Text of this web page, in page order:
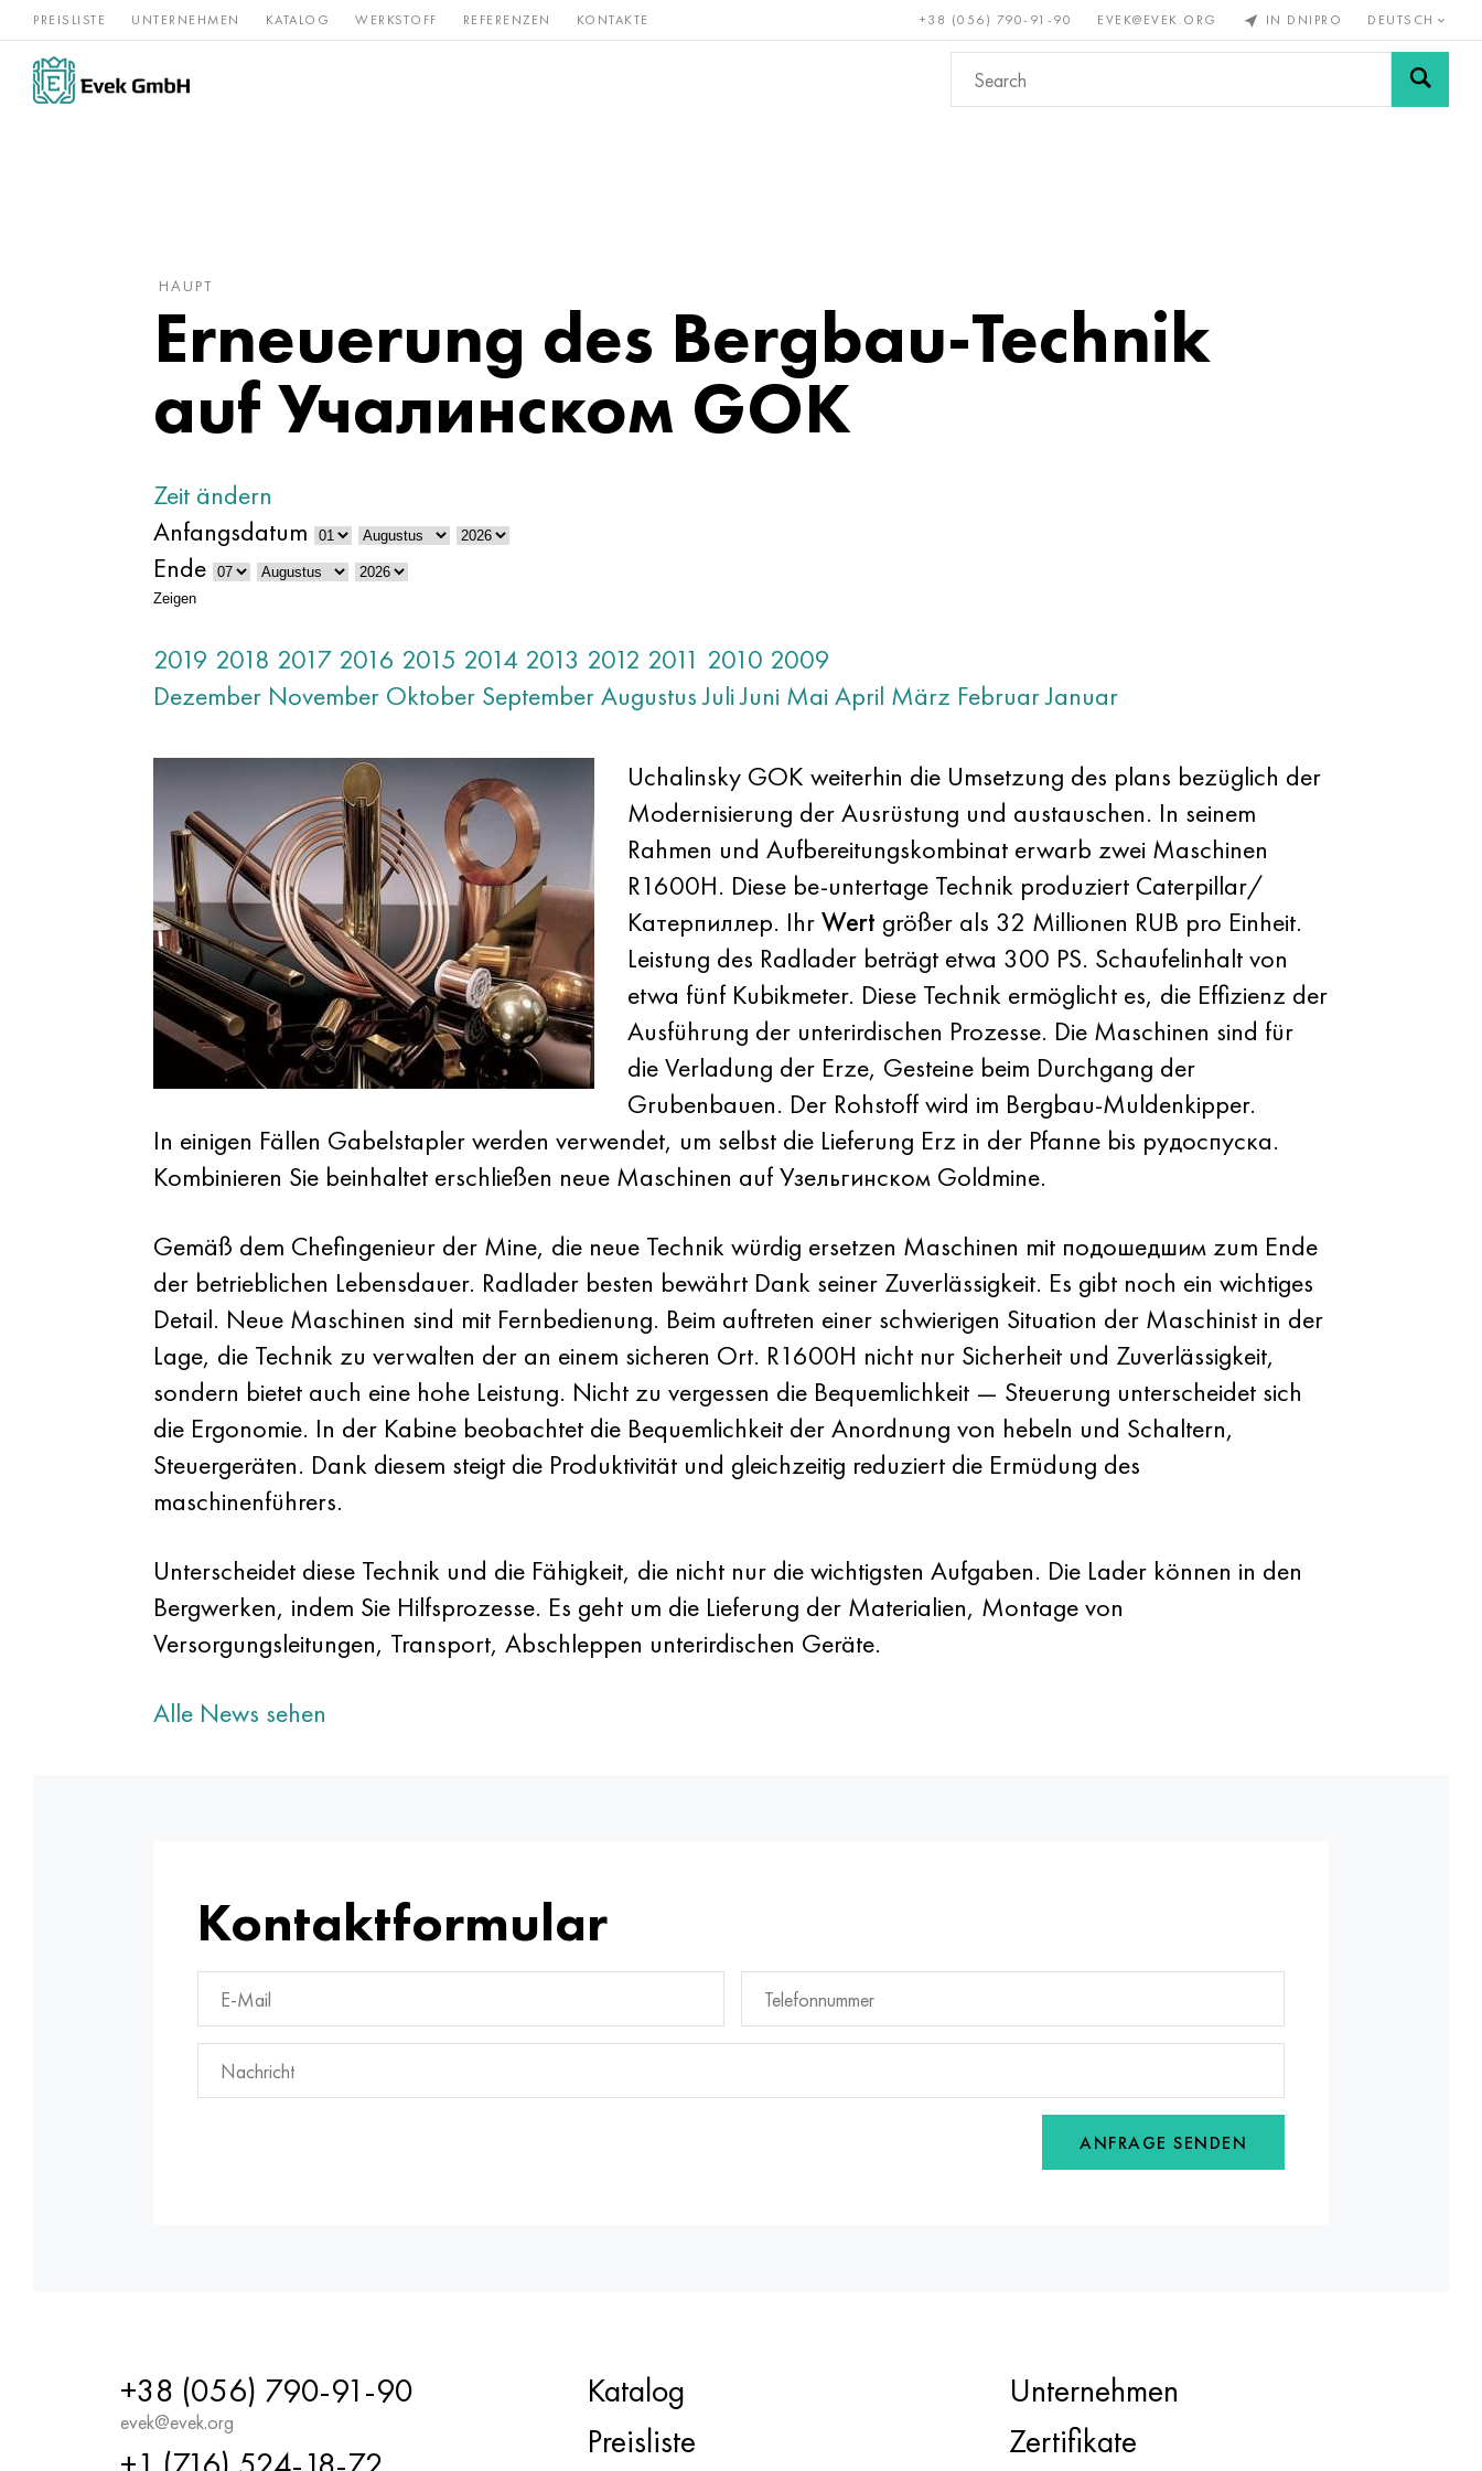
PREISLISTE UNTERNEHMEN KATALOG WERKSTOFF REFERENZEN KONTAKTE +38 (056) 790-91-90 EVEK@EVEK.ORG IN DNIPRO DEUTSCH
Nickel Rostfreier Seltene Erden & Bronze, Kupfer, Nichteisenmetalle Stahl Drahtgewebe &
HAUPT
Erneuerung des Bergbau-Technik
auf Учалинском GOK
Zeit ändern
Anfangsdatum
Ende
Zeigen
2019 2018 2017 2016 2015 2014 2013 2012 2011 2010 2009
Dezember November Oktober SeptemberAugustus Juli Juni Mai April März FebruarJanuar
Uchalinsky GOK weiterhin die Umsetzung des plans bezüglich der
Modernisierung der Ausrüstung und austauschen. In seinem
Rahmen und Aufbereitungskombinat erwarb zwei Maschinen
R1600H. Diese be-untertage Technik produziert Caterpillar/
Катерпиллер. IhrWert größer als 32 Millionen RUB pro Einheit.
Leistung des Radlader beträgt etwa 300 PS. Schaufelinhalt von
etwa fünf Kubikmeter. Diese Technik ermöglicht es, die Effizienz der
Ausführung der unterirdischen Prozesse. Die Maschinen sind für
die Verladung der Erze, Gesteine beim Durchgang der
Grubenbauen. Der Rohstoff wird im Bergbau-Muldenkipper.
In einigen Fällen Gabelstapler werden verwendet, um selbst die Lieferung Erz in der Pfanne bis рудоспуска.
Kombinieren Sie beinhaltet erschließen neue Maschinen auf Узельгинском Goldmine.
Gemäß dem Chefingenieur der Mine, die neue Technik würdig ersetzen Maschinen mit подошедшим zum Ende
der betrieblichen Lebensdauer. Radlader besten bewährt Dank seiner Zuverlässigkeit. Es gibt noch ein wichtiges
Detail. Neue Maschinen sind mit Fernbedienung. Beim auftreten einer schwierigen Situation der Maschinist in der
Lage, die Technik zu verwalten der an einem sicheren Ort. R1600H nicht nur Sicherheit und Zuverlässigkeit,
sondern bietet auch eine hohe Leistung. Nicht zu vergessen die Bequemlichkeit — Steuerung unterscheidet sich
die Ergonomie. In der Kabine beobachtet die Bequemlichkeit der Anordnung von hebeln und Schaltern,
Steuergeräten. Dank diesem steigt die Produktivität und gleichzeitig reduziert die Ermüdung des
maschinenführers.
Unterscheidet diese Technik und die Fähigkeit, die nicht nur die wichtigsten Aufgaben. Die Lader können in den
Bergwerken, indem Sie Hilfsprozesse. Es geht um die Lieferung der Materialien, Montage von
Versorgungsleitungen, Transport, Abschleppen unterirdischen Geräte.
Alle News sehen
Kontaktformular
ANFRAGE SENDEN
+38 (056) 790-91-90
evek@evek.org
Katalog
Preisliste
Unternehmen
Zertifikate